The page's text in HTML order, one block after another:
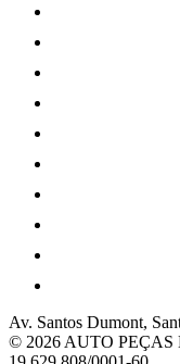
Av. Santos Dumont,
© 2026 AUTO